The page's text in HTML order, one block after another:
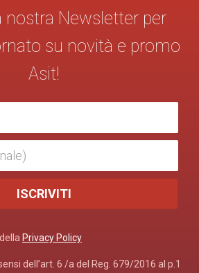
nostra Newsletter per
su novità e promo
Asit!
Privacy Policy
dell’art. 6 /a del Reg. 679/2016 al p.1